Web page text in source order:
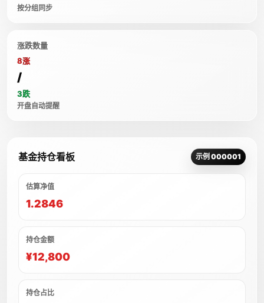
按分组同步
涨跌数量
8涨
/
3跌
开盘自动提醒
基金持仓看板 示例 000001
估算净值
1.2846
持仓金额
¥12,800
持仓占比